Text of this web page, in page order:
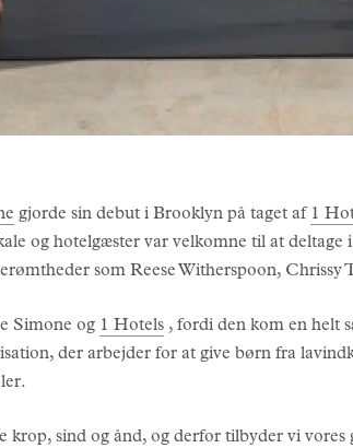
gjorde sin debut i Brooklyn på taget af 1
og hotelgæster var velkomne til at deltage
som Reese Witherspoon, Chrissy
Simone og 1 Hotels , fordi den kom en helt
der arbejder for at give børn fra
sind og ånd, og derfor tilbyder vi